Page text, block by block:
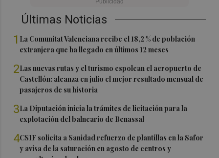
Últimas Noticias
1 La Comunitat Valenciana recibe el 18,2 % de población
extranjera que ha llegado en últimos 12 meses
2Las nuevas rutas y el turismo espolean el aeropuerto de
Castellón: alcanza en julio el mejor resultado mensual de
pasajeros de su historia
3La Diputación inicia la trámites de licitación para la
explotación del balneario de Benassal
4CSIF solicita a Sanidad refuerzo de plantillas en la Safor
y avisa de la saturación en agosto de centros y